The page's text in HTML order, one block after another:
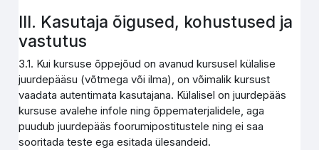
III. Kasutaja õigused, kohustused ja
vastutus
3.1. Kui kursuse õppejõud on avanud kursusel külalise
juurdepääsu (võtmega või ilma), on võimalik kursust
vaadata autentimata kasutajana. Külalisel on juurdepääs
kursuse avalehe infole ning õppematerjalidele, aga
puudub juurdepääs foorumipostitustele ning ei saa
sooritada teste ega esitada ülesandeid.